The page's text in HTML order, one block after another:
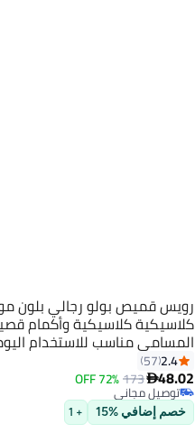
رويس قميص بولو رجالي بلون
كلاسيكية كلاسيكية وأكمام
المسامي مناسب للاستخدام
اليوم والمكتب والجولف
الأسود
2.4
57
48.02
173
72% OFF
توصيل مجاني
توصيل مجاني
خصم إضافي %15 + 1